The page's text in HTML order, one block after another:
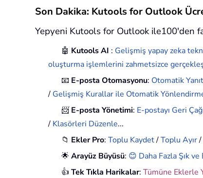
Son Dakika: Kutools for Outlook
Yepyeni Kutools for Outlook ile100'den
🤖 Kutools AI : Gelişmiş yapay zeka
oluşturma işlemlerini zahmetsizce
📧 E-posta Otomasyonu: Otomatik
/ Gelişmiş Kurallar ile Otomatik
📨 E-posta Yönetimi: E-postayı Geri
/ Klasörleri Düzenle...
📁 Ekler Pro:Toplu Kaydet/Toplu Ayır
🌟Arayüz Büyüsü: 😊 Daha Fazla Şık
👍Tek Tıkla Harikalar:Tümüne Eklerle